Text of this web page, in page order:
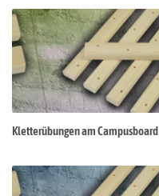
Kletterübungen am Campusboard